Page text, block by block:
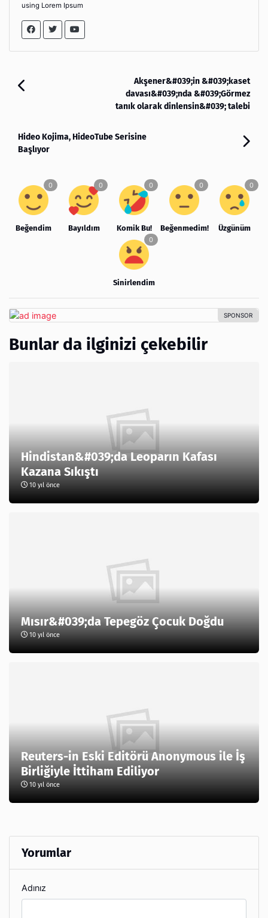
using Lorem Ipsum
Akşener&#039;in &#039;kaset
davası&#039;nda &#039;Görmez
tanık olarak dinlensin&#039; talebi
Hideo Kojima, HideoTube Serisine
Başlıyor
Beğendim Bayıldım Komik Bu! Beğenmedim! Üzgünüm
Sinirlendim
Bunlar da ilginizi çekebilir
Hindistan&#039;da Leoparın Kafası
Kazana Sıkıştı
10 yıl önce
Mısır&#039;da Tepegöz Çocuk Doğdu
10 yıl önce
Reuters-in Eski Editörü Anonymous ile İş
Birliğiyle İttiham Ediliyor
10 yıl önce
Yorumlar
Adınız